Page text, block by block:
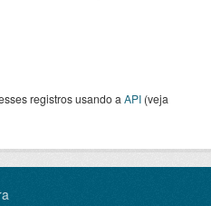
registros usando a API (veja